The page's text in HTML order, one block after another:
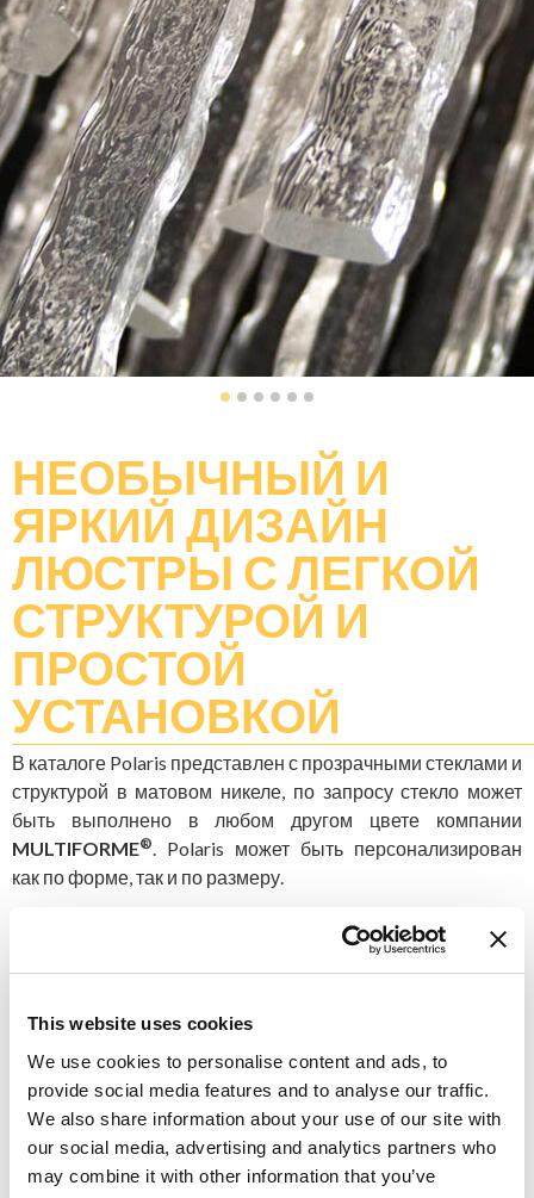
This website uses cookies
We use cookies to personalise content and ads, to
provide social media features and to analyse our traffic.
We also share information about your use of our site with
our social media, advertising and analytics partners who
may combine it with other information that you’ve
НЕОБЫЧНЫЙ И
ЯРКИЙ ДИЗАЙН
ЛЮСТРЫ С ЛЕГКОЙ
СТРУКТУРОЙ И
ПРОСТОЙ
УСТАНОВКОЙ
В каталоге Polaris представлен с прозрачными стеклами и
структурой в матовом никеле, по запросу стекло может
быть выполнено в любом другом цвете компании
MULTIFORME®. Polaris может быть персонализирован
как по форме, так и по размеру.
Существует множество вариантов его кастомизации,
один из которых структура большого размера. Этот
вариант может бытьидеальным решениемдля
помещений. Polaris можно так же легко адаптировать к
жилым проектам, изменив его размер.
Слушайте специальный плейлист